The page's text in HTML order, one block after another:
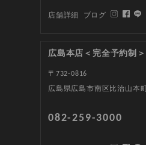
店舗詳細 ブログ
広島本店＜完全予約制＞
〒732-0816
広島県広島市南区比治山本
082-259-3000